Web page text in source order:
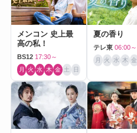
メンコン 史上最
高の私！
BS12 17:30～
月 火 水 木 金 土 日
夏の香り
テレ東 06:00～
月 火 水 木 金